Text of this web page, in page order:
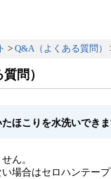
> Q&A（よくある質問）
問）
ほこりを水洗いできま
ん。
場合はセロハンテープ